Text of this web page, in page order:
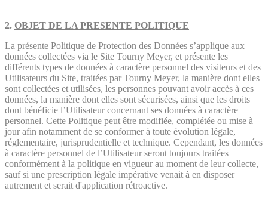
2. OBJET DE LA PRESENTE POLITIQUE
La présente Politique de Protection des Données s’applique aux
données collectées via le Site Tourny Meyer, et présente les
différents types de données à caractère personnel des visiteurs et des
Utilisateurs du Site, traitées par Tourny Meyer, la manière dont elles
sont collectées et utilisées, les personnes pouvant avoir accès à ces
données, la manière dont elles sont sécurisées, ainsi que les droits
dont bénéficie l’Utilisateur concernant ses données à caractère
personnel. Cette Politique peut être modifiée, complétée ou mise à
jour afin notamment de se conformer à toute évolution légale,
réglementaire, jurisprudentielle et technique. Cependant, les données
à caractère personnel de l’Utilisateur seront toujours traitées
conformément à la politique en vigueur au moment de leur collecte,
sauf si une prescription légale impérative venait à en disposer
autrement et serait d'application rétroactive.